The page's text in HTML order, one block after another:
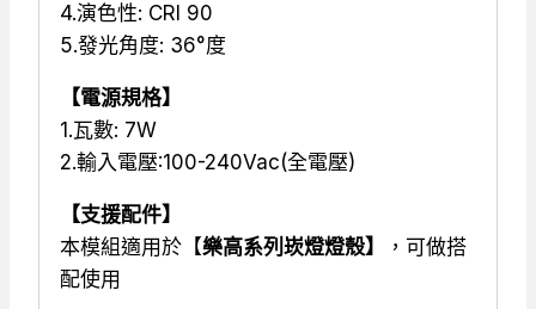
4.演色性: CRI 90
5.發光角度: 36°度
【電源規格】
1.瓦數: 7W
2.輸入電壓:100-240Vac(全電壓)
【支援配件】
本模組適用於【樂高系列崁燈燈殼】
，可做搭
配使用